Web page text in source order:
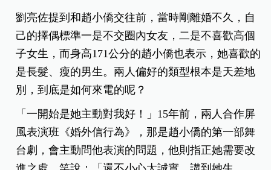
劉亮佐提到和趙小僑交往前，當時剛離婚不久，自
己的擇偶標準一是不交圈內女友，二是不喜歡高個
子女生，而身高171公分的趙小僑也表示，她喜歡的
是長髮、瘦的男生。兩人偏好的類型根本是天差地
別，到底是如何來電的呢？
「一開始是她主動對我好！」15年前，兩人合作屏
風表演班《婚外信行為》，那是趙小僑的第一部舞
台劇，會主動問他表演的問題，他則指正她需要改